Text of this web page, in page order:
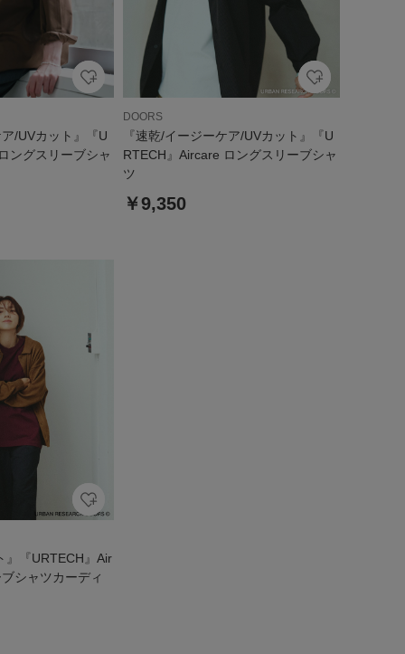
ア/UVカット』『U
ングスリーブシャ
DOORS
『速乾/イージーケア/UVカット』『U
RTECH』Aircare ロングスリーブシャ
ツ
￥9,350
』『URTECH』Air
シャツカーディ